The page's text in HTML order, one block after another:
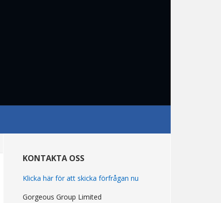
Sidebar
KONTAKTA OSS
Klicka här för att skicka förfrågan nu
Gorgeous Group Limited